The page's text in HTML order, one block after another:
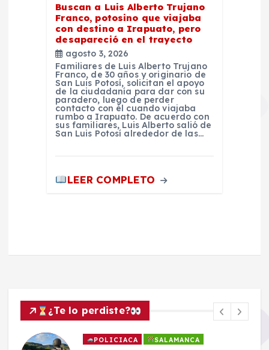
Buscan a Luis Alberto Trujano
Franco, potosino que viajaba
con destino a Irapuato, pero
desapareció en el trayecto
agosto 3, 2026
Familiares de Luis Alberto Trujano
Franco, de 30 años y originario de
San Luis Potosí, solicitan el apoyo
de la ciudadanía para dar con su
paradero, luego de perder
contacto con él cuando viajaba
rumbo a Irapuato. De acuerdo con
sus familiares, Luis Alberto salió de
San Luis Potosí alrededor de las…
LEER COMPLETO
¿Te lo perdiste?
POLICIACA SALAMANCA